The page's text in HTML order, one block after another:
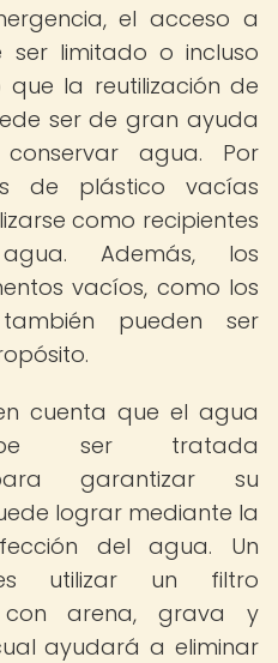
el acceso a
limitado o incluso
que la reutilización de
ser de gran ayuda
agua. Por
de plástico vacías
como recipientes
Además, los
vacíos, como los
pueden ser
cuenta que el agua
ser tratada
garantizar su
lograr mediante la
del agua. Un
utilizar un filtro
con arena, grava y
ayudará a eliminar